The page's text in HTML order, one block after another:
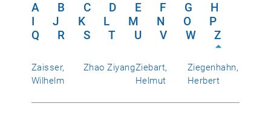
A B C D E F G
H
I
J K L M N O
P
Q
R S T U V W Z
Zaisser,
Wilhelm
Zhao ZiyangZiebart,
Helmut
Ziegenhahn,
Herbert